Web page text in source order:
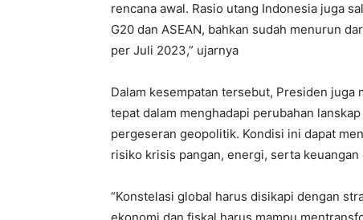
rencana awal. Rasio utang Indonesia juga
G20 dan ASEAN, bahkan sudah menurun
per Juli 2023,” ujarnya
Dalam kesempatan tersebut, Presiden
tepat dalam menghadapi perubahan
pergeseran geopolitik. Kondisi ini dapat
risiko krisis pangan, energi, serta keuangan
“Konstelasi global harus disikapi dengan